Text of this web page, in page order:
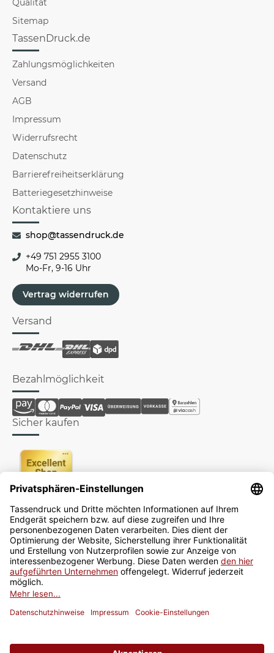
Qualität
Sitemap
TassenDruck.de
Zahlungsmöglichkeiten
Versand
AGB
Impressum
Widerrufsrecht
Datenschutz
Barrierefreiheitserklärung
Batteriegesetzhinweise
Kontaktiere uns
shop@tassendruck.de
+49 751 2955 3100
Mo-Fr, 9-16 Uhr
Vertrag widerrufen
Versand
Bezahlmöglichkeit
Sicher kaufen
Newsletter